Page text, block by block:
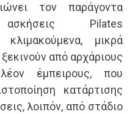
τον παράγοντα
Pilates
μικρά
από αρχάριους
έμπειρους, που
κατάρτισης
λοιπόν, από στάδιο